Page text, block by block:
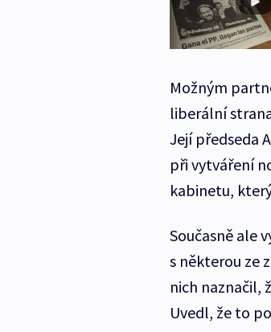
Možným
liberální
Její předseda
při vytváření
kabinetu,
Současně ale
s některou ze
nich naznačil,
Uvedl, že to